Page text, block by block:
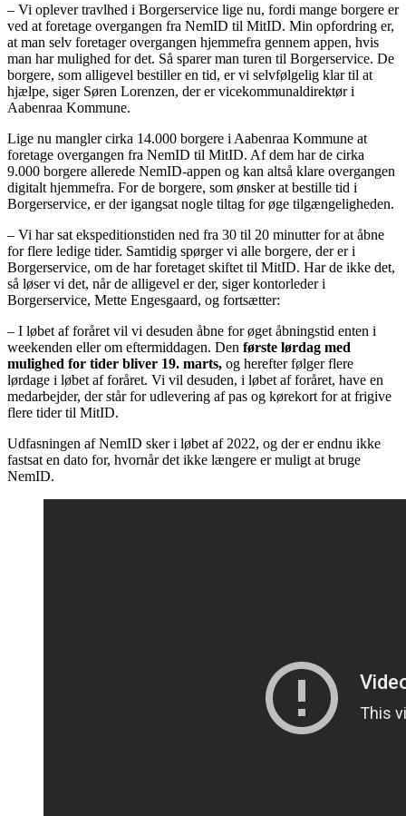
– Vi oplever travlhed i Borgerservice lige nu, fordi mange borgere er
ved at foretage overgangen fra NemID til MitID. Min opfordring er,
at man selv foretager overgangen hjemmefra gennem appen, hvis
man har mulighed for det. Så sparer man turen til Borgerservice. De
borgere, som alligevel bestiller en tid, er vi selvfølgelig klar til at
hjælpe, siger Søren Lorenzen, der er vicekommunaldirektør i
Aabenraa Kommune.
Lige nu mangler cirka 14.000 borgere i Aabenraa Kommune at
foretage overgangen fra NemID til MitID. Af dem har de cirka
9.000 borgere allerede NemID-appen og kan altså klare overgangen
digitalt hjemmefra. For de borgere, som ønsker at bestille tid i
Borgerservice, er der igangsat nogle tiltag for øge tilgængeligheden.
– Vi har sat ekspeditionstiden ned fra 30 til 20 minutter for at åbne
for flere ledige tider. Samtidig spørger vi alle borgere, der er i
Borgerservice, om de har foretaget skiftet til MitID. Har de ikke det,
så løser vi det, når de alligevel er der, siger kontorleder i
Borgerservice, Mette Engesgaard, og fortsætter:
– I løbet af foråret vil vi desuden åbne for øget åbningstid enten i
weekenden eller om eftermiddagen. Den første lørdag med
mulighed for tider bliver 19. marts, og herefter følger flere
lørdage i løbet af foråret. Vi vil desuden, i løbet af foråret, have en
medarbejder, der står for udlevering af pas og kørekort for at frigive
flere tider til MitID.
Udfasningen af NemID sker i løbet af 2022, og der er endnu ikke
fastsat en dato for, hvornår det ikke længere er muligt at bruge
NemID.